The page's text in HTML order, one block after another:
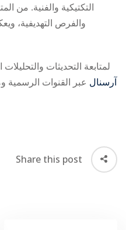
التكتيكية والفنية. من
والفرص التهديفية،
لمتابعة التحديثات
آرسنال عبر القنوات الرسمية
Share this post